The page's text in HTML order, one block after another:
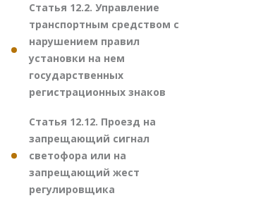
Статья 12.2. Управление
транспортным средством с
нарушением правил
установки на нем
государственных
регистрационных знаков
Статья 12.12. Проезд на
запрещающий сигнал
светофора или на
запрещающий жест
регулировщика